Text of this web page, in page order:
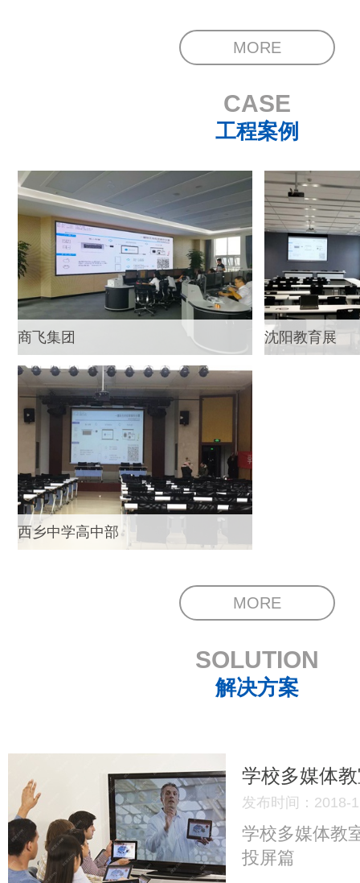
MORE
CASE
工程案例
商飞集团 沈阳教育展
西乡中学高中部
MORE
SOLUTION
解决方案
学校多媒体
发布时间：2018-
学校多媒体教
投屏篇